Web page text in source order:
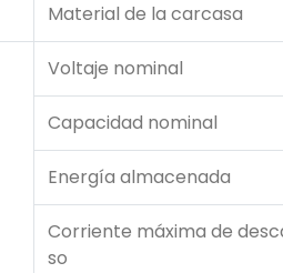
Material de la carcasa
Voltaje nominal
Capacidad nominal
Energía almacenada
Corriente máxima de
so